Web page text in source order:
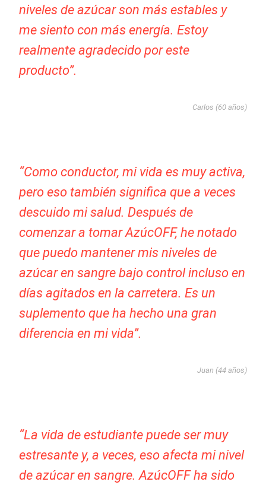
niveles de azúcar son más estables y
me siento con más energía. Estoy
realmente agradecido por este
producto”.
Carlos (60 años)
“Como conductor, mi vida es muy activa,
pero eso también significa que a veces
descuido mi salud. Después de
comenzar a tomar AzúcOFF, he notado
que puedo mantener mis niveles de
azúcar en sangre bajo control incluso en
días agitados en la carretera. Es un
suplemento que ha hecho una gran
diferencia en mi vida”.
Juan (44 años)
“La vida de estudiante puede ser muy
estresante y, a veces, eso afecta mi nivel
de azúcar en sangre. AzúcOFF ha sido